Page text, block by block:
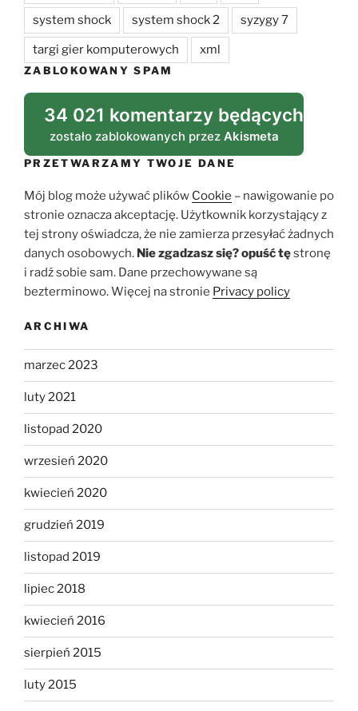
system shock system shock 2 syzygy 7
targi gier komputerowych xml
ZABLOKOWANY SPAM
34 021 komentarzy będących
zostało zablokowanych przez Akismeta
PRZETWARZAMY TWOJE DANE
Mój blog może używać plików Cookie – nawigowanie po
stronie oznacza akceptację. Użytkownik korzystający z
tej strony oświadcza, że nie zamierza przesyłać żadnych
danych osobowych. Nie zgadzasz się?opuść tęstronę
i radź sobie sam. Dane przechowywane są
bezterminowo. Więcej na stronie Privacy policy
ARCHIWA
marzec 2023
luty 2021
listopad 2020
wrzesień 2020
kwiecień 2020
grudzień 2019
listopad 2019
lipiec 2018
kwiecień 2016
sierpień 2015
luty 2015